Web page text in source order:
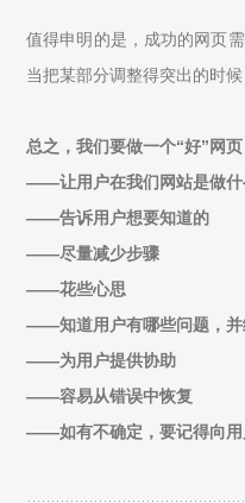
值得申明的是，成功的网页
当把某部分调整得突出的时
总之，我们要做一个“好”网页
——让用户在我们网站是做什
——告诉用户想要知道的
——尽量减少步骤
——花些心思
——知道用户有哪些问题，并
——为用户提供协助
——容易从错误中恢复
——如有不确定，要记得向用